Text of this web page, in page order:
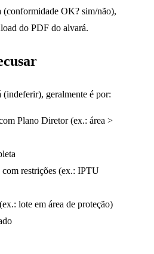
(conformidade OK? sim/não),
do PDF do alvará.
(indeferir), geralmente é por:
Plano Diretor (ex.: área >
restrições (ex.: IPTU
lote em área de proteção)